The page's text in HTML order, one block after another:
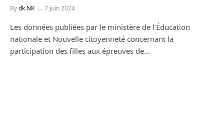
Bydk NK 7 juin 2024
Les données publiées par le ministère de l’Éducation
nationale et Nouvelle citoyenneté concernant la
participation des filles aux épreuves de…